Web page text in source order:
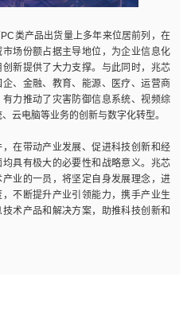
类产品出货量上多年来位居前列，在
场份额占据主导地位，为企业信息化
新提供了大力支撑。与此同时，兆芯
、金融、教育、能源、医疗、运营商
力推动了灾害防御信息系统、视频综
云电脑等业务的创新与数字化转型。
在带动产业发展、促进科技创新和经
具有极大的必要性和战略意义。兆芯
业的一员，将坚定自身发展理念，进
不断提升产业引领能力，携手产业生
术产品和解决方案，助推科技创新和